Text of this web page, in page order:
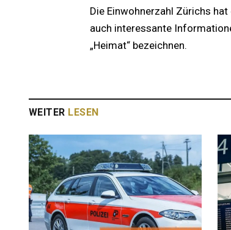
Die Einwohnerzahl Zürichs
auch interessante
„Heimat“ bezeichnen.
WEITER LESEN